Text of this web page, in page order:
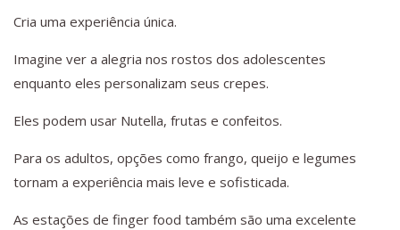
Cria uma experiência única.
Imagine ver a alegria nos rostos dos adolescentes
enquanto eles personalizam seus crepes.
Eles podem usar Nutella, frutas e confeitos.
Para os adultos, opções como frango, queijo e legumes
tornam a experiência mais leve e sofisticada.
As estações de finger food também são uma excelente